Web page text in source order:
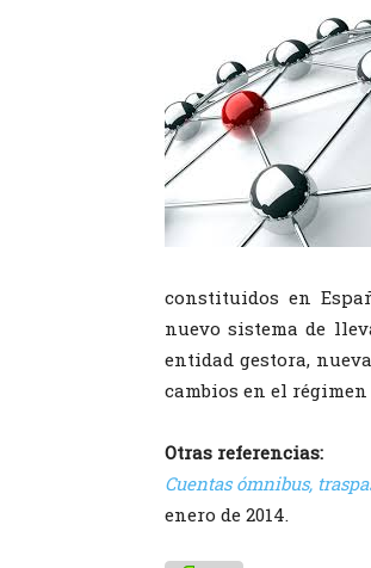
constituidos en
nuevo sistema de
entidad gestora,
cambios en el
Otras referencias:
Cuentas ómnibus,
enero de 2014.